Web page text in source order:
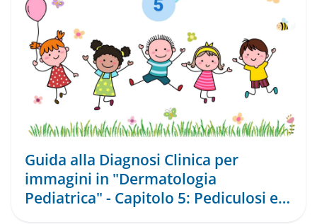
Guida alla Diagnosi Clinica per
immagini in "Dermatologia
Pediatrica" - Capitolo 5: Pediculosi e